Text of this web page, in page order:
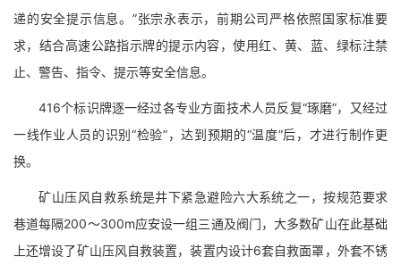
递的安全提示信息。”张宗永表示，前期公司严格依照国家标准要
求，结合高速公路指示牌的提示内容，使用红、黄、蓝、绿标注禁
止、警告、指令、提示等安全信息。
416个标识牌逐一经过各专业方面技术人员反复“琢磨”，又经过
一线作业人员的识别“检验”，达到预期的“温度”后，才进行制作更
换。
矿山压风自救系统是井下紧急避险六大系统之一，按规范要求
巷道每隔200～300m应安设一组三通及阀门，大多数矿山在此基础
上还增设了矿山压风自救装置，装置内设计6套自救面罩，外套不锈